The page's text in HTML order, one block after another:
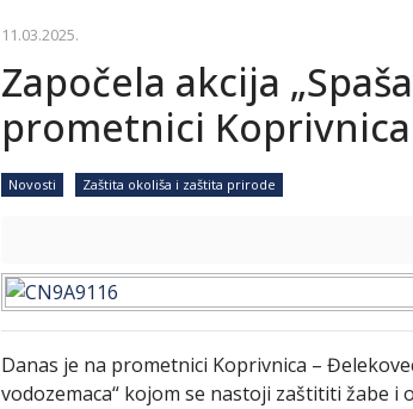
11.03.2025.
Započela akcija
prometnici
Novosti Zaštita okoliša i zaštita prirode
Danas je na prometnici Koprivnica –
vodozemaca“ kojom se nastoji zaštititi žabe i